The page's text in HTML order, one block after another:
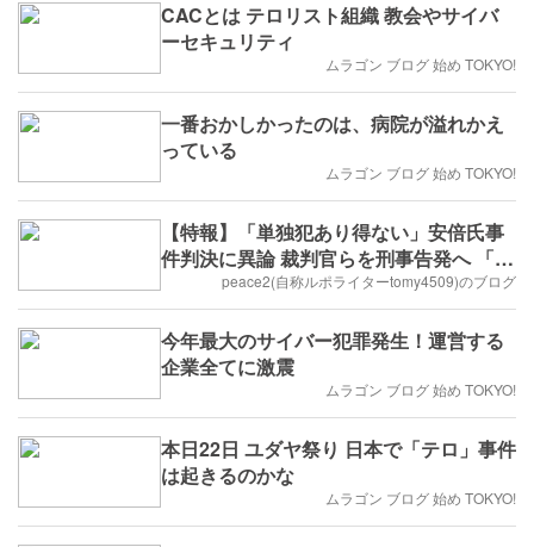
CACとは テロリスト組織 教会やサイバ
ーセキュリティ
ムラゴン ブログ 始め TOKYO!
一番おかしかったのは、病院が溢れかえ
っている
ムラゴン ブログ 始め TOKYO!
【特報】「単独犯あり得ない」安倍氏事
件判決に異論 裁判官らを刑事告発へ 「真
相を究明する会」が会見
peace2(自称ルポライターtomy4509)のブログ
今年最大のサイバー犯罪発生！運営する
企業全てに激震
ムラゴン ブログ 始め TOKYO!
本日22日 ユダヤ祭り 日本で「テロ」事件
は起きるのかな
ムラゴン ブログ 始め TOKYO!